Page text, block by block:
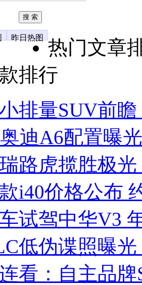
昨日热图
热门文章
排行
排量SUV前
迪A6配置曝
路虎揽胜极
i40价格公布
试驾中华V3
低伪谍照曝
看：自主品牌